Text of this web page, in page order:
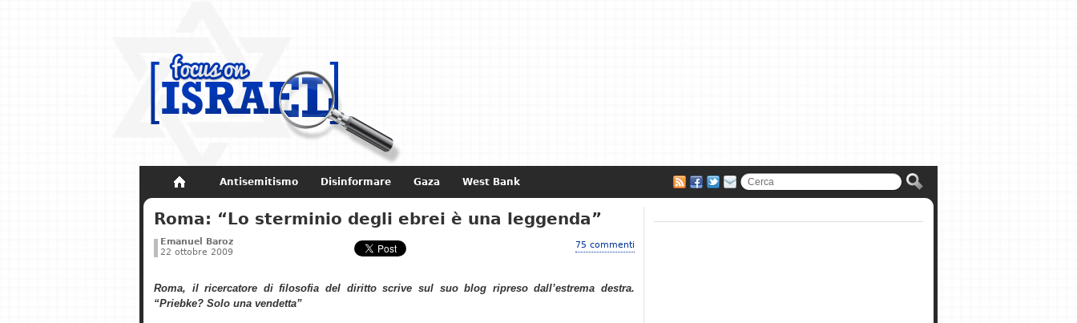
Antisemitismo Disinformare Gaza West Bank
Non dimenticare Storia di Israele
Roma: “Lo sterminio degli ebrei è una leggenda”
Emanuel Baroz
22 ottobre 2009
75 commenti
Roma, il ricercatore di filosofia del diritto scrive sul suo blog ripreso dall’estrema destra.
“Priebke? Solo una vendetta”